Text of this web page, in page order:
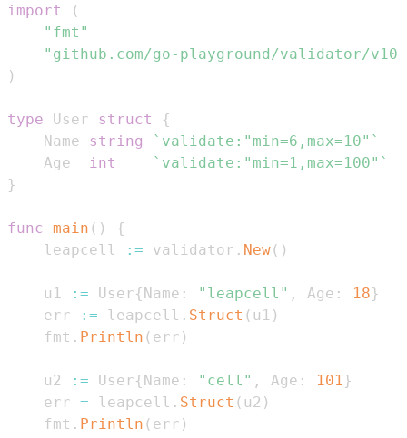
import
(
"fmt"
"github.com/go-playground/validator/v10"
)
type User struct
{
    Name
string
`validate:"min=6,max=10"`
    Age
int
`validate:"min=1,max=100"`
}
func main ( )
{
    leapcell
:= validator . New( )
    u1
:= User{Name : "leapcell" , Age : 18}
    err
:= leapcell . Struct ( u1 )
    fmt
. Println ( err )
    u2
:= User{Name : "cell" , Age : 101}
    err
= leapcell . Struct ( u2 )
    fmt
. Println ( err )